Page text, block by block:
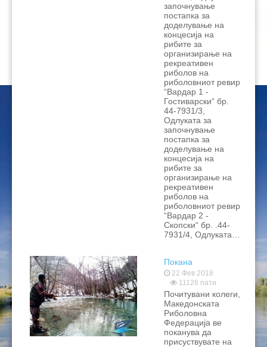
започнување
постапка за
доделување на
концесија на
рибите за
организирање на
рекреативен
риболов на
риболовниот ревир
“Вардар 1 -
Гостиварски“ бр.
44-7931/3,
Одлуката за
започнување
постапка за
доделување на
концесија на
рибите за
организирање на
рекреативен
риболов на
риболовниот ревир
“Вардар 2 -
Скопски“ бр. .44-
7931/4, Одлуката…
Покана
22 Фев 2018
11126 пати
Почитувани колеги,
Македонската
Риболовна
Федерација ве
поканува да
присуствувате на